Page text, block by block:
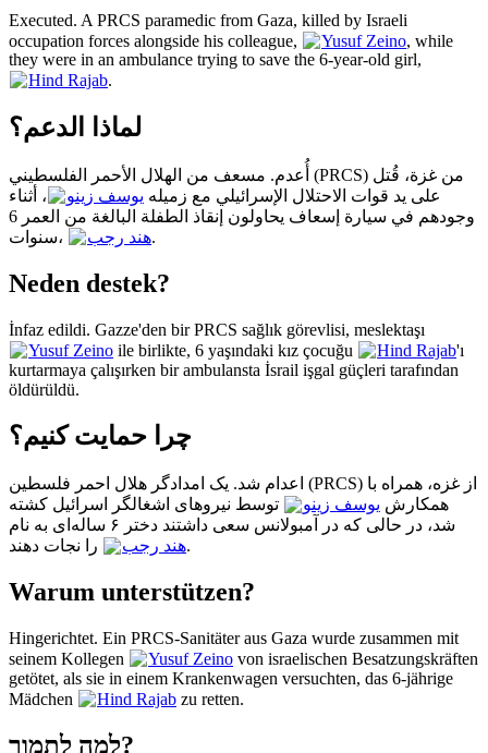
Executed. A PRCS paramedic from Gaza, killed by Israeli
occupation forces alongside his colleague,
Yusuf Zeino , while
they were in an ambulance trying to save the 6-year-old girl,
Hind Rajab.
لماذا الدعم؟
أُعدم. مسعف من الهلال الأحمر الفلسطيني (PRCS) من غزة، قُتل
على يد قوات الاحتلال الإسرائيلي مع زميله يوسف زينو
، أثناء
وجودهم في سيارة إسعاف يحاولون إنقاذ الطفلة البالغة من العمر 6
سنوات،
هند رجب.
Neden destek?
İnfaz edildi. Gazze'den bir PRCS sağlık görevlisi, meslektaşı
Yusuf Zeino ile birlikte, 6 yaşındaki kız çocuğu Hind Rajab'ı
kurtarmaya çalışırken bir ambulansta İsrail işgal güçleri tarafından
öldürüldü.
چرا حمایت کنیم؟
اعدام شد. یک امدادگر هلال احمر فلسطین (PRCS) از غزه، همراه با
همکارش یوسف زینو
توسط نیروهای اشغالگر اسرائیل کشته
شد، در حالی که در آمبولانس سعی داشتند دختر ۶ ساله‌ای به نام
هند رجبرا نجات دهند.
Warum unterstützen?
Hingerichtet. Ein PRCS-Sanitäter aus Gaza wurde zusammen mit
seinem Kollegen
Yusuf Zeino von israelischen Besatzungskräften
getötet, als sie in einem Krankenwagen versuchten, das 6-jährige
Mädchen
Hind Rajab zu retten.
למה לתמוך?